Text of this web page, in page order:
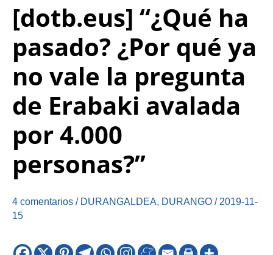
[dotb.eus] “¿Qué ha
pasado? ¿Por qué ya
no vale la pregunta
de Erabaki avalada
por 4.000
personas?”
4 comentarios / DURANGALDEA, DURANGO / 2019-11-
15